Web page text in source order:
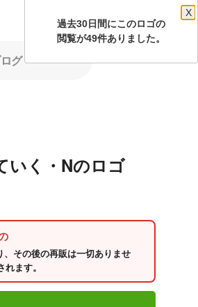
グ
いく・Nのロゴ
その後の再販は一切ありませ
ます。
過去30日間にこのロゴの
X
閲覧が49件ありました。